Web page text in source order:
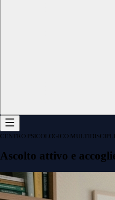
CENTRO PSICOLOGICO